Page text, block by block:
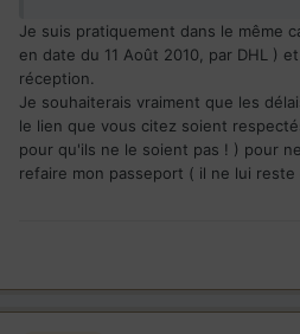
Je suis pratiquement dans le même
en date du 11 Août 2010, par DHL )
réception.
Je souhaiterais vraiment que les
le lien que vous citez soient
pour qu'ils ne le soient pas ! ) pour
refaire mon passeport ( il ne lui reste